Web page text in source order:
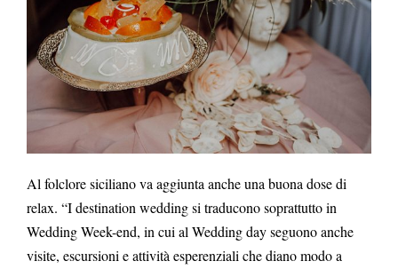
Al folclore siciliano va aggiunta anche una buona dose di
relax. “I destination wedding si traducono soprattutto in
Wedding Week-end, in cui al Wedding day seguono anche
visite, escursioni e attività esperenziali che diano modo a